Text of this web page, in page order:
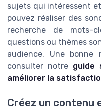
sujets qui intéressent
pouvez réaliser des
recherche de mots-
questions ou thèmes
audience. Une bonne
consulter notre guide
améliorer la
Créez un contenu